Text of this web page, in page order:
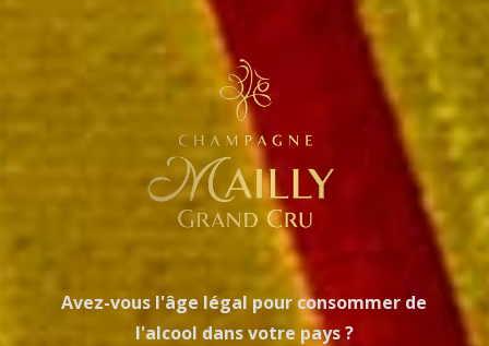
Avez-vous l'âge légal pour consommer de
l'alcool dans votre pays ?
Extra Brut Millésimé
La bouteille 54,00 €